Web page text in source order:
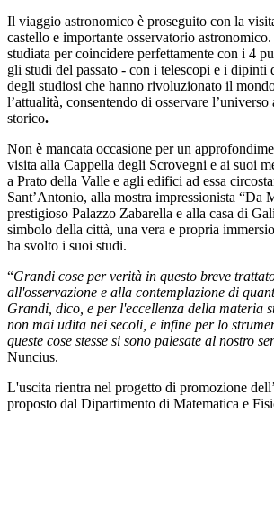
Il viaggio astronomico è proseguito con la
castello e importante osservatorio
studiata per coincidere perfettamente con i 4
gli studi del passato - con i telescopi e i dipinti
degli studiosi che hanno rivoluzionato il
l’attualità, consentendo di osservare
storico.
Non è mancata occasione per un
visita alla Cappella degli Scrovegni e ai suoi
a Prato della Valle e agli edifici ad essa
Sant’Antonio, alla mostra impressionista “Da
prestigioso Palazzo Zabarella e alla casa di
simbolo della città, una vera e propria
ha svolto i suoi studi.
“Grandi cose per verità in questo breve
all'osservazione e alla contemplazione di
Grandi, dico, e per l'eccellenza della materia
non mai udita nei secoli, e infine per lo
queste cose stesse si sono palesate al nostro
Nuncius.
L'uscita rientra nel progetto di promozione
proposto dal Dipartimento di Matematica e